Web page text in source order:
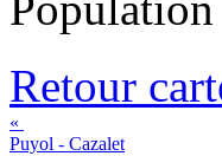
Retour
«
Puyol - Cazalet